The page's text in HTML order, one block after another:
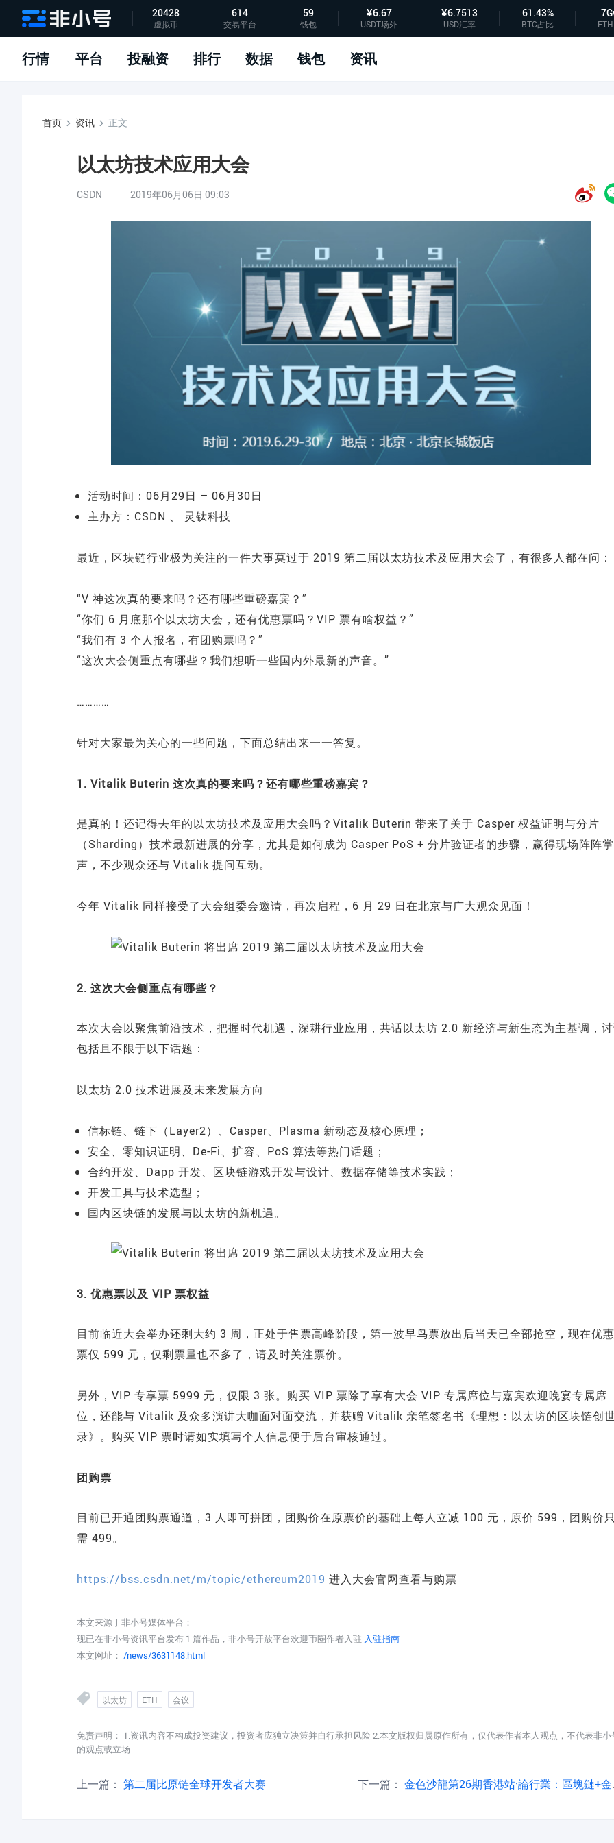
APP下载
指标说明
问题反馈
20428
虚拟币
614
交易平台
59
钱包
¥6.67
USDT场外
¥6.7513
USD汇率
61.43%
BTC占比
行情 平台 投融资 排行 数据 钱包 资讯
首页 资讯 正文
以太坊技术应用大会
CSDN 2019年06月06日 09:03
活动时间：06月29日 – 06月30日
主办方：CSDN 、 灵钛科技
最近，区块链行业极为关注的一件大事莫过于 2019 第二届以太坊技术及应用大会了，有很多人都在问：
“V 神这次真的要来吗？还有哪些重磅嘉宾？”
“你们 6 月底那个以太坊大会，还有优惠票吗？VIP 票有啥权益？”
“我们有 3 个人报名，有团购票吗？”
“这次大会侧重点有哪些？我们想听一些国内外最新的声音。”
…………
针对大家最为关心的一些问题，下面总结出来一一答复。
1. Vitalik Buterin 这次真的要来吗？还有哪些重磅嘉宾？
是真的！还记得去年的以太坊技术及应用大会吗？Vitalik Buterin 带来了关于 Casper 权益证明与分片
（Sharding）技术最新进展的分享，尤其是如何成为 Casper PoS + 分片验证者的步骤，赢得现场阵阵掌
声，不少观众还与 Vitalik 提问互动。
今年 Vitalik 同样接受了大会组委会邀请，再次启程，6 月 29 日在北京与广大观众见面！
2. 这次大会侧重点有哪些？
本次大会以聚焦前沿技术，把握时代机遇，深耕行业应用，共话以太坊 2.0 新经济与新生态为主基调，
包括且不限于以下话题：
以太坊 2.0 技术进展及未来发展方向
信标链、链下（Layer2）、Casper、Plasma 新动态及核心原理；
安全、零知识证明、De-Fi、扩容、PoS 算法等热门话题；
合约开发、Dapp 开发、区块链游戏开发与设计、数据存储等技术实践；
开发工具与技术选型；
国内区块链的发展与以太坊的新机遇。
3. 优惠票以及 VIP 票权益
目前临近大会举办还剩大约 3 周，正处于售票高峰阶段，第一波早鸟票放出后当天已全部抢空，现在优惠
票仅 599 元，仅剩票量也不多了，请及时关注票价。
另外，VIP 专享票 5999 元，仅限 3 张。购买 VIP 票除了享有大会 VIP 专属席位与嘉宾欢迎晚宴专属席
位，还能与 Vitalik 及众多演讲大咖面对面交流，并获赠 Vitalik 亲笔签名书《理想：以太坊的区块链创
录》。购买 VIP 票时请如实填写个人信息便于后台审核通过。
团购票
目前已开通团购票通道，3 人即可拼团，团购价在原票价的基础上每人立减 100 元，原价 599，团购价
需 499。
https://bss.csdn.net/m/topic/ethereum2019 进入大会官网查看与购票
本文来源于非小号媒体平台：
现已在非小号资讯平台发布 1 篇作品，非小号开放平台欢迎币圈作者入驻 入驻指南
本文网址： /news/3631148.html
以太坊 ETH 会议
免责声明： 1.资讯内容不构成投资建议，投资者应独立决策并自行承担风险 2.本文版权归属原作所有，仅代表作者本人观点，不代表非小
的观点或立场
上一篇： 第二届比原链全球开发者大赛 下一篇： 金色沙龍第26期香港站·論行業：區塊鏈+金融-起源於未來